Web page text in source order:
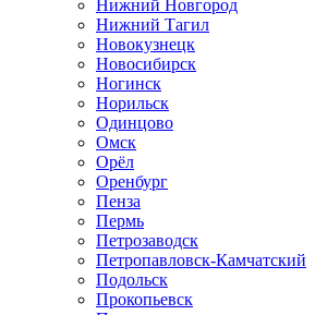
Нижний Новгород
Нижний Тагил
Новокузнецк
Новосибирск
Ногинск
Норильск
Одинцово
Омск
Орёл
Оренбург
Пенза
Пермь
Петрозаводск
Петропавловск-Камчатский
Подольск
Прокопьевск